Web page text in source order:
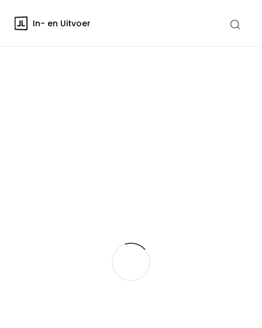
In- en Uitvoer